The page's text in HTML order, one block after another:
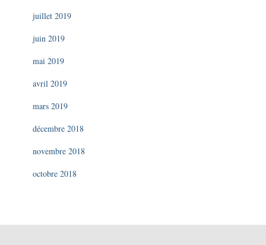
juillet 2019
juin 2019
mai 2019
avril 2019
mars 2019
décembre 2018
novembre 2018
octobre 2018